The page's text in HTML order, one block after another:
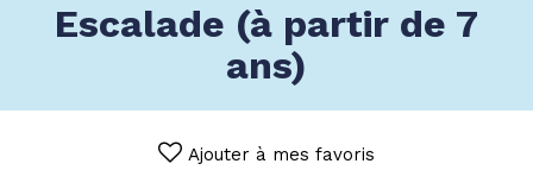
Escalade (à partir de 7
ans)
Ajouter à mes favoris